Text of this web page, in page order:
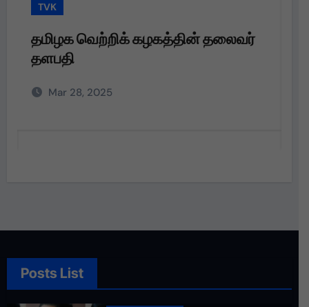
TVK
தமிழக வெற்றிக் கழகத்தின் தலைவர்
தளபதி
Mar 28, 2025
Posts List